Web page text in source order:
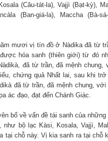
(Câu-tát-la), Vajjì (Bạt-kỳ),
(Ban-giá-la), Maccha (Bà-
mươi vị tín đồ ở Nàdika đã từ
hóa sanh (thiên giới) từ đó
đã từ trần, đã mệnh chung,
chứng quả Nhất lai, sau khi trở
đã từ trần, đã mệnh chung, với
ác đạo, đạt đến Chánh Giác.
bố về vấn đề tái sanh của những
như bộ lạc Kàsi, Kosala, Vajjì,
tại chỗ này. Vị kia sanh ra tại chỗ